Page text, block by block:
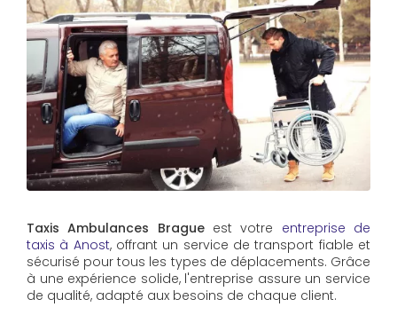
Taxis Ambulances Bragueest votre entreprise de
taxis à Anost, offrant un service de transport fiable et
sécurisé pour tous les types de déplacements. Grâce
à une expérience solide, l'entreprise assure un service
de qualité, adapté aux besoins de chaque client.